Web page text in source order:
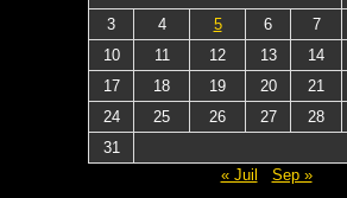
3
4 5 6 7
10
11 12 13 14
17
18 19 20 21
24
25 26 27 28
31
« Juil
Sep »